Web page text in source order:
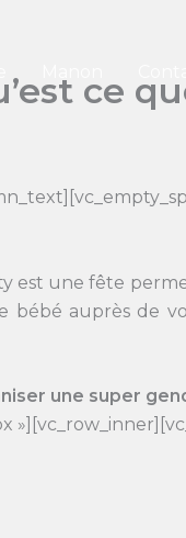
ce
est une fête
bébé auprès de
une super